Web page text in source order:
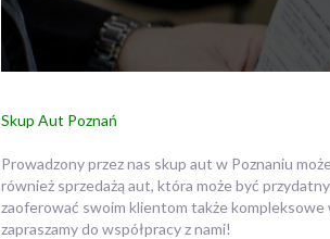
Skup Aut Poznań
Prowadzony przez nas skup aut w Poznaniu
również sprzedażą aut, która może być
zaoferować swoim klientom także kompleksowe
zapraszamy do współpracy z nami!